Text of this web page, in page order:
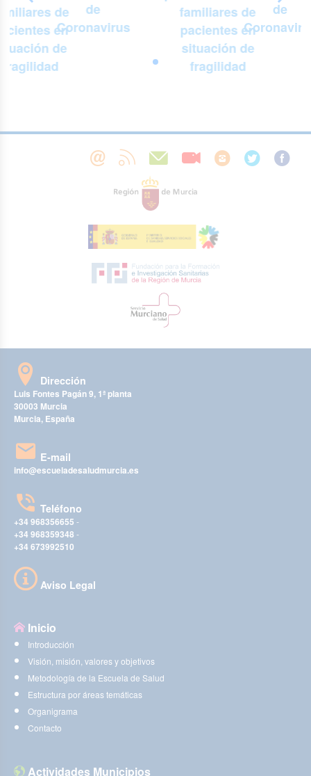
de
en
de
fragilidad
de
Coronavirus
familiares de
pacientes en
situación de
fragilidad
de
Dirección
Luis Fontes Pagán 9, 1ª planta
30003 Murcia
Murcia, España
E-mail
info@escueladesaludmurcia.es
Teléfono
+34 968356655 -
+34 968359348 -
+34 673992510
Aviso Legal
Inicio
Introducción
Visión, misión, valores y objetivos
Metodología de la Escuela de Salud
Estructura por áreas temáticas
Organigrama
Contacto
Actividades Municipios